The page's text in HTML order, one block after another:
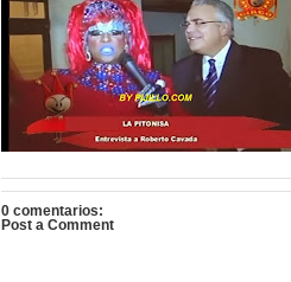
0 comentarios:
Post a Comment